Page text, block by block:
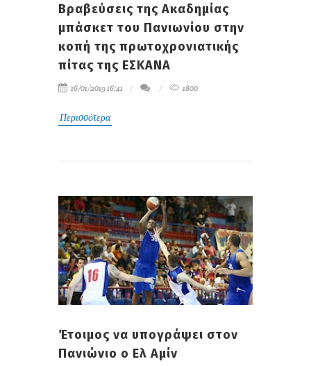
Βραβεύσεις της Ακαδημίας
μπάσκετ του Πανιωνίου στην
κοπή της πρωτοχρονιατικής
πίτας της ΕΣΚΑΝΑ
16/01/2019 16:41 1800
Περισσότερα
Έτοιμος να υπογράψει στον
Πανιώνιο ο Ελ Αμίν